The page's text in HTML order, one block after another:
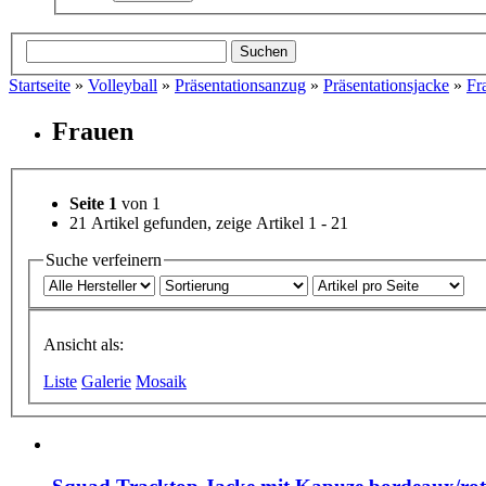
Startseite » Volleyball » Präsentationsanzug » Präsentationsjacke »
Frauen
Seite 1 von 1
21 Artikel gefunden, zeige Artikel 1 - 21
Suche verfeinern
Ansicht als:
Liste Galerie Mosaik